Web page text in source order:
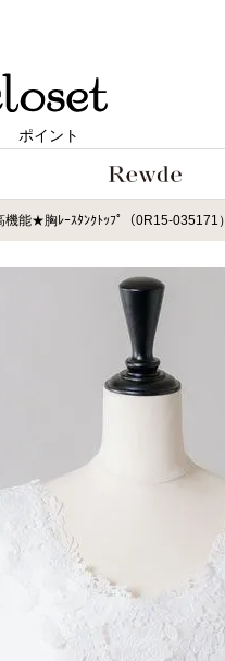
ポイント
能★胸ﾚｰｽﾀﾝｸﾄｯﾌﾟ（0R15-035171）